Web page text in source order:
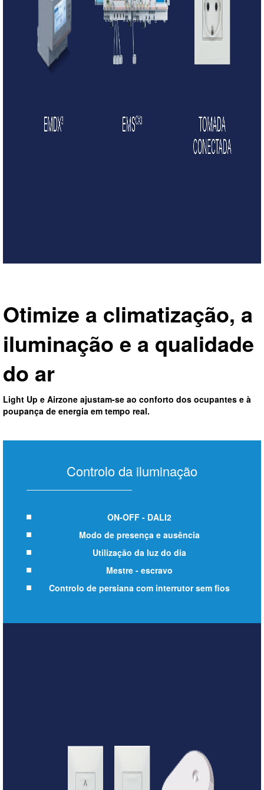
Otimize a climatização, a
iluminação e a qualidade
do ar
Light Up e Airzone ajustam-se ao conforto dos ocupantes e à
poupança de energia em tempo real.
Controlo da iluminação
ON-OFF - DALI2
Modo de presença e ausência
Utilização da luz do dia
Mestre - escravo
Controlo de persiana com interrutor sem fios